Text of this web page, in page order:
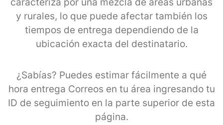
y rurales, lo que puede afectar también los
tiempos de entrega dependiendo de la
ubicación exacta del destinatario.
¿Sabías? Puedes estimar fácilmente a qué
hora entrega Correos en tu área ingresando tu
ID de seguimiento en la parte superior de esta
página.